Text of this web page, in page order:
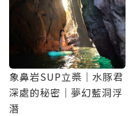
象鼻岩SUP立槳｜水豚君
深處的秘密｜夢幻藍洞浮
潛